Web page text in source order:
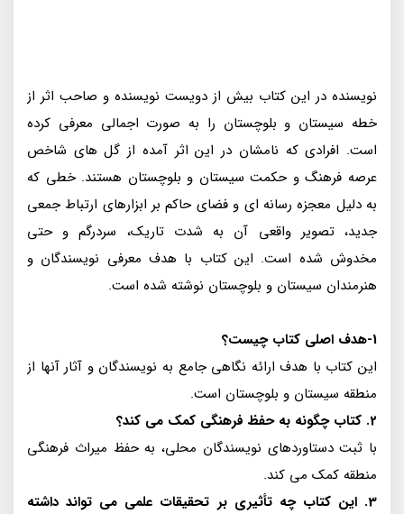
نویسنده در این کتاب بیش از دویست نویسنده و صاحب اثر از
خطه سیستان و بلوچستان را به صورت اجمالی معرفی کرده
است. افرادی که نامشان در این اثر آمده از گل های شاخص
عرصه فرهنگ و حکمت سیستان و بلوچستان هستند. خطی که
به دلیل معجزه رسانه ای و فضای حاکم بر ابزارهای ارتباط جمعی
جدید، تصویر واقعی آن به شدت تاریک، سردرگم و حتی
مخدوش شده است. این کتاب با هدف معرفی نویسندگان و
هنرمندان سیستان و بلوچستان نوشته شده است.
1-هدف اصلی کتاب چیست؟
این کتاب با هدف ارائه نگاهی جامع به نویسندگان و آثار آنها از
منطقه سیستان و بلوچستان است.
2. کتاب چگونه به حفظ فرهنگی کمک می کند؟
با ثبت دستاوردهای نویسندگان محلی، به حفظ میراث فرهنگی
منطقه کمک می کند.
3. این کتاب چه تأثیری بر تحقیقات علمی می تواند داشته